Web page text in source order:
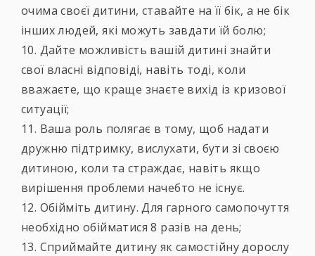
очима своєї дитини, ставайте на її бік, а не бік
інших людей, які можуть завдати їй болю;
10. Дайте можливість вашій дитині знайти
свої власні відповіді, навіть тоді, коли
вважаєте, що краще знаєте вихід із кризової
ситуації;
11. Ваша роль полягає в тому, щоб надати
дружню підтримку, вислухати, бути зі своєю
дитиною, коли та страждає, навіть якщо
вирішення проблеми начебто не існує.
12. Обійміть дитину. Для гарного самопочуття
необхідно обійматися 8 разів на день;
13. Сприймайте дитину як самостійну дорослу